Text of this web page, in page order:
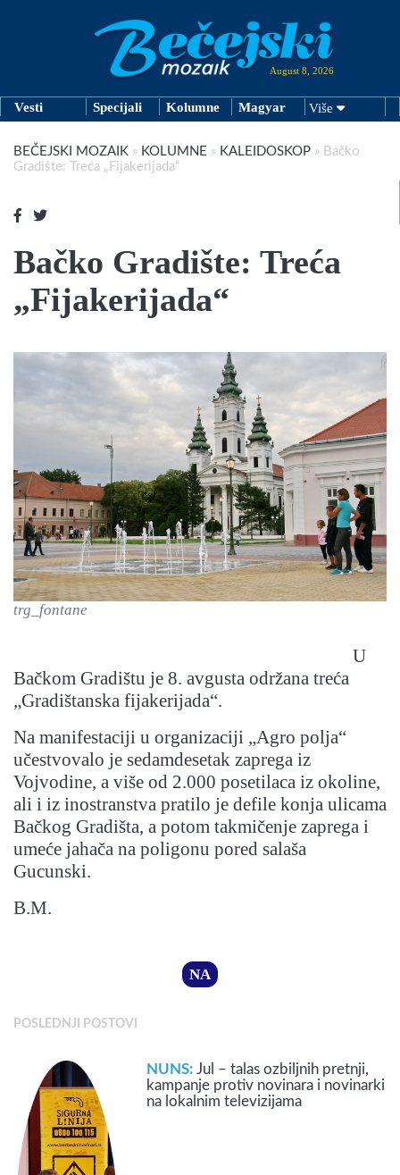
August 8, 2026
Vesti Specijali Kolumne Magyar Više
BEČEJSKI MOZAIK » KOLUMNE » KALEIDOSKOP » Bačko
Gradište: Treća „Fijakerijada“
Bačko Gradište: Treća
„Fijakerijada“
trg_fontane
U
Bačkom Gradištu je 8. avgusta održana treća
„Gradištanska fijakerijada“.
Na manifestaciji u organizaciji „Agro polja“
učestvovalo je sedamdesetak zaprega iz
Vojvodine, a više od 2.000 posetilaca iz okoline,
ali i iz inostranstva pratilo je defile konja ulicama
Bačkog Gradišta, a potom takmičenje zaprega i
umeće jahača na poligonu pored salaša
Gucunski.
B.M.
NA
POSLEDNJI POSTOVI
NUNS:Jul – talas ozbiljnih pretnji,
kampanje protiv novinara i novinarki
na lokalnim televizijama